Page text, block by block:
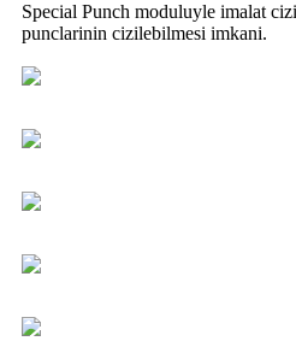
Special Punch moduluyle imalat
punclarinin cizilebilmesi imkani.